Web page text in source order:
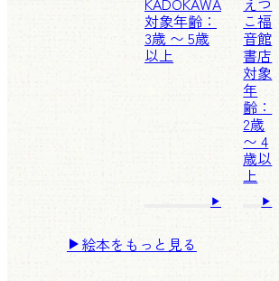
対象年齢：
3歳 〜 5歳
以上
こ福
音館
書店
対象
年
齢：
2歳
〜 4
歳以
上
絵本をもっと見る